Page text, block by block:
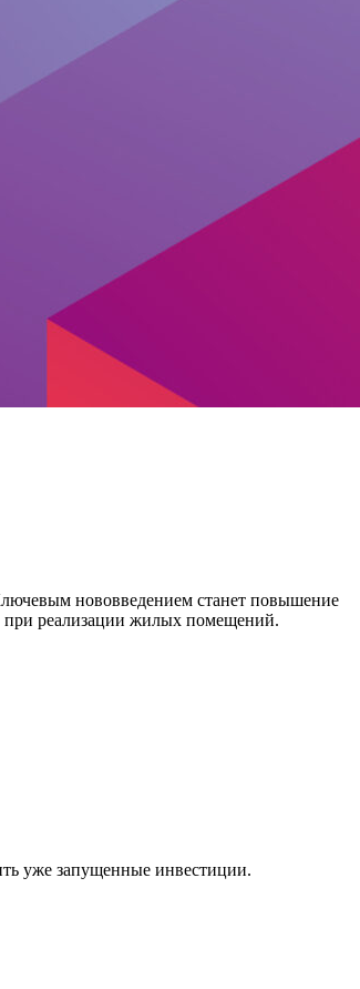
нововведением станет повышение
при реализации жилых помещений.
уже запущенные инвестиции.